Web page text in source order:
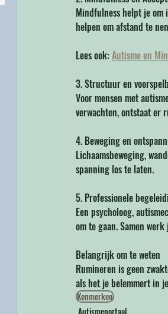
Mindfulness helpt je om
helpen om afstand te
Lees ook: Autisme en
3. Structuur en
Voor mensen met
verwachten, ontstaat er
4. Beweging en
Lichaamsbeweging,
spanning los te laten.
5. Professionele
Een psycholoog,
om te gaan. Samen
Belangrijk om te weten
Rumineren is geen
als het je belemmert in
Kenmerken
Autismeportaal